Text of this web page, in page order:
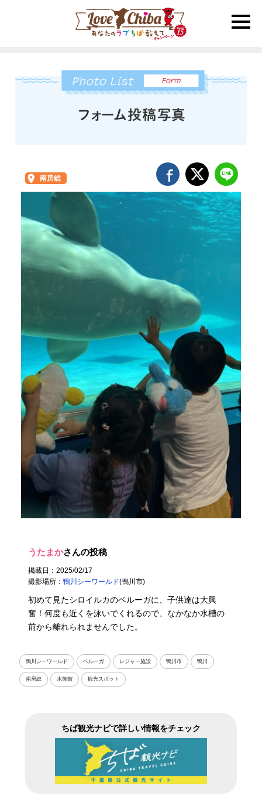
toggle
南房総
うたまかさんの投稿
掲載日：2025/02/17
撮影場所：鴨川シーワールド(鴨川市)
初めて見たシロイルカのベルーガに、子供達は大興
奮！何度も近くを泳いでくれるので、なかなか水槽の
前から離れられませんでした。
鴨川シーワールド ベルーガ レジャー施設 鴨川市 鴨川
南房総 水族館 観光スポット
ちば観光ナビで詳しい情報をチェック